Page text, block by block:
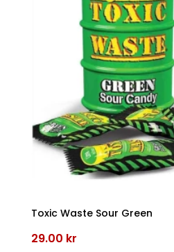
Toxic Waste Sour Green
29.00 kr